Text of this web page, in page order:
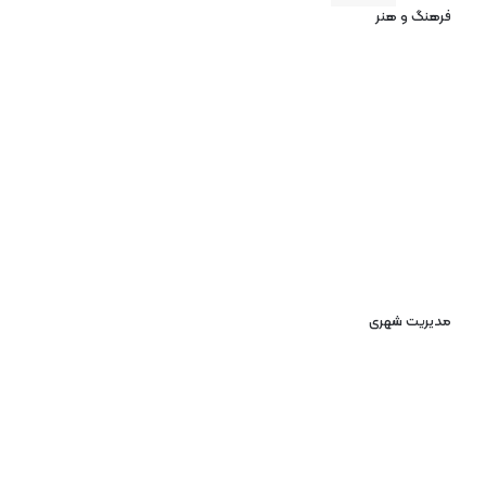
فرهنگ و هنر
مدیریت شهری